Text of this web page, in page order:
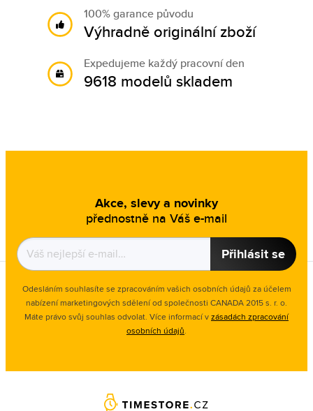
100% garance původu
Výhradně originální zboží
Expedujeme každý pracovní den
9618 modelů skladem
Akce, slevy a novinky
přednostně na Váš e-mail
Přihlásit se
Odesláním souhlasíte se zpracováním vašich osobních údajů za účelem
nabízení marketingových sdělení od společnosti CANADA 2015 s. r. o.
Máte právo svůj souhlas odvolat. Více informací vzásadách zpracování
osobních údajů.